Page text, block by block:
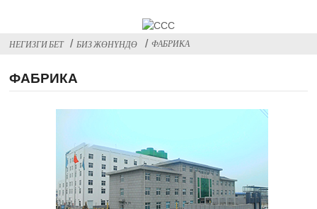
НЕГИЗГИ БЕТ БИЗ ЖӨНҮНДӨ ФАБРИКА
ФАБРИКА